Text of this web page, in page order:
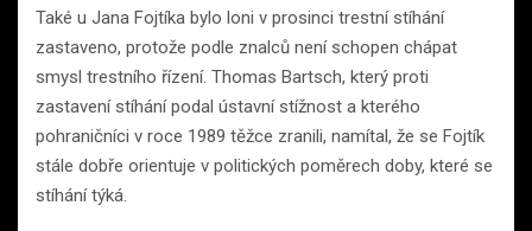
Také u Jana Fojtíka bylo loni v prosinci trestní stíhání
zastaveno, protože podle znalců není schopen chápat
smysl trestního řízení. Thomas Bartsch, který proti
zastavení stíhání podal ústavní stížnost a kterého
pohraničníci v roce 1989 těžce zranili, namítal, že se Fojtík
stále dobře orientuje v politických poměrech doby, které se
stíhání týká.